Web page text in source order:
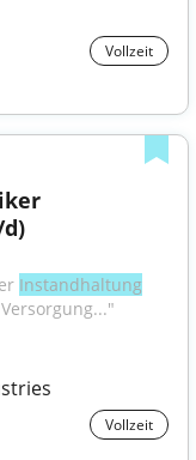
Vollzeit
Instandhaltung
Vollzeit